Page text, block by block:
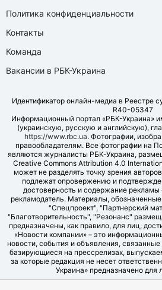
Политика конфиденциальности
Контакты
Команда
Вакансии в РБК-Украина
Идентификатор онлайн-медиа в Реестре
R40-05347
Информационный портал «РБК-Украина»
(украинскую, русскую и английскую),
https://www.rbc.ua. Фотографии,
правообладателям. Все фотографии на
являются журналисты РБК-Украина,
Creative Commons Attribution 4.0
может не разделять точку зрения
подлежат опровержению и
достоверность и содержание рекламы
рекламодатель. Материалы,
"Спецпроект", "Партнерский
"Благотворительность", "Резонанс"
предназначены, как правило, для лиц,
«Новости компании» – это
новости, события и объявления,
базирующиеся на прессрелизах,
за которые редакция не несет
Украина» предназначено для
© LLC "UBT MEDIA",